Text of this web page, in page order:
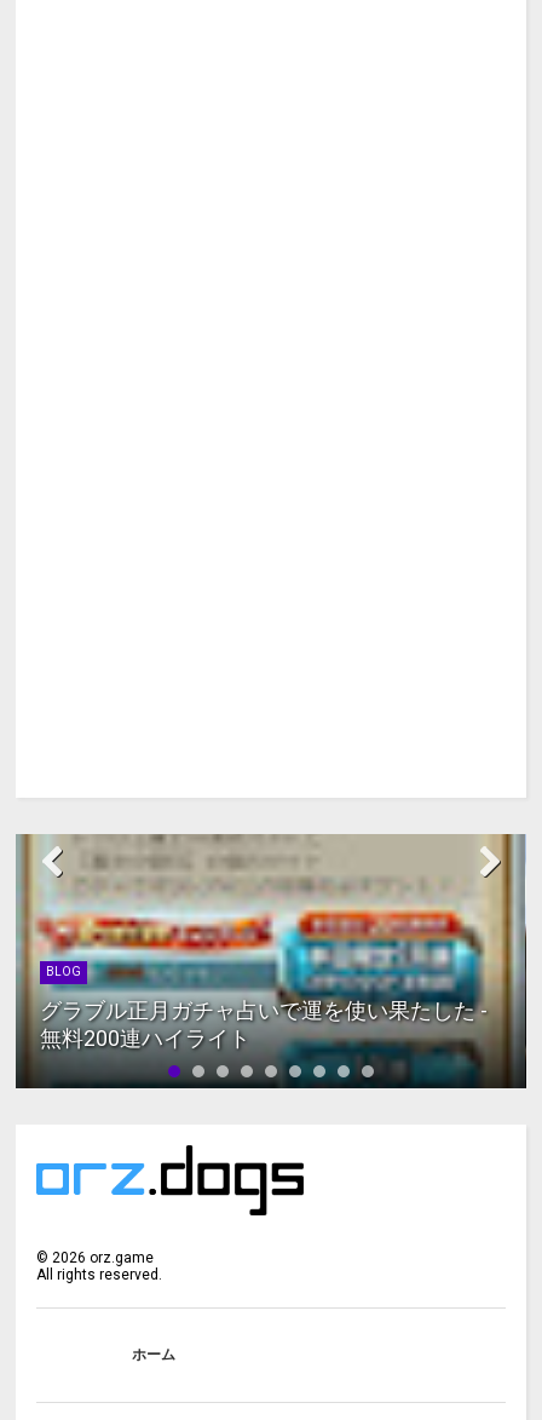
BLOG
グラブル正月ガチャ占いで運を使い果たした -
無料200連ハイライト
© 2026 orz.game
All rights reserved.
ホーム